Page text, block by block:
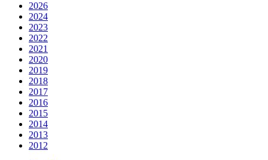
2026
2024
2023
2022
2021
2020
2019
2018
2017
2016
2015
2014
2013
2012